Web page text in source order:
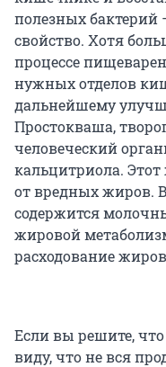
полезных бактерий
свойство. Хотя
процессе
нужных отделов
дальнейшему
Простокваша,
человеческий
кальцитриола.
от вредных жиров.
содержится
жировой
расходование
Если вы решите, что
виду, что не вся